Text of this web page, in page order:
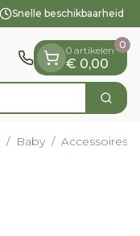
Snelle beschikbaarheid
Zoek
0 artikelen
€ 0,00
0
/ Baby / Accessoires